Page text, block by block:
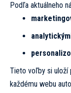
Podľa aktuálneho
Tieto voľby si uloží
každému webu